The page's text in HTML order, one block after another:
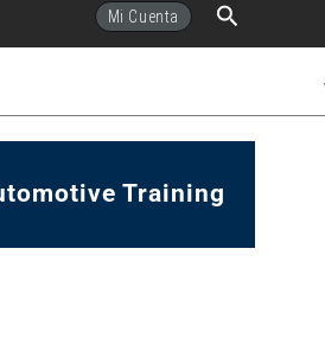
Mi Cuenta Buscar
Training